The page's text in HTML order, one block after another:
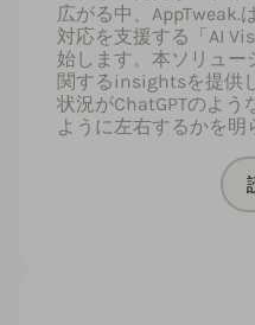
広がる中、AppTweak.
対応を支援する「AI
始します。本ソリュー
関するinsightsを提供
状況がChatGPTのよう
ように左右するかを明